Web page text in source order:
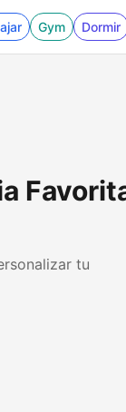
Gym Dormir
tu